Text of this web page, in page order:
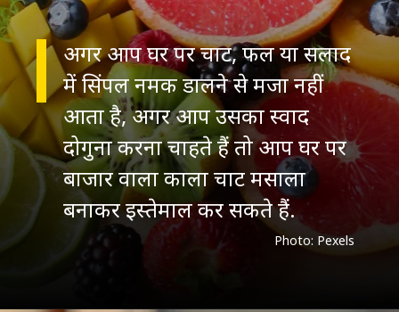
अगर आप घर पर चाट, फल या सलाद
में सिंपल नमक डालने से मजा नहीं
आता है, अगर आप उसका स्वाद
दोगुना करना चाहते हैं तो आप घर पर
बाजार वाला काला चाट मसाला
बनाकर इस्तेमाल कर सकते हैं.
Photo: Pexels